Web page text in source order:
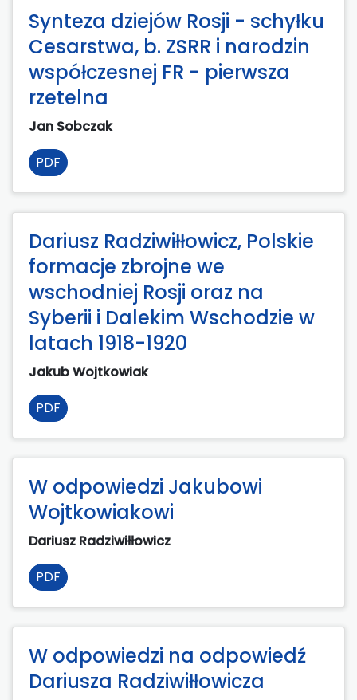
Synteza dziejów Rosji - schyłku
Cesarstwa, b. ZSRR i narodzin
współczesnej FR - pierwsza
rzetelna
Jan Sobczak
PDF
Dariusz Radziwiłłowicz, Polskie
formacje zbrojne we
wschodniej Rosji oraz na
Syberii i Dalekim Wschodzie w
latach 1918-1920
Jakub Wojtkowiak
PDF
W odpowiedzi Jakubowi
Wojtkowiakowi
Dariusz Radziwiłłowicz
PDF
W odpowiedzi na odpowiedź
Dariusza Radziwiłłowicza